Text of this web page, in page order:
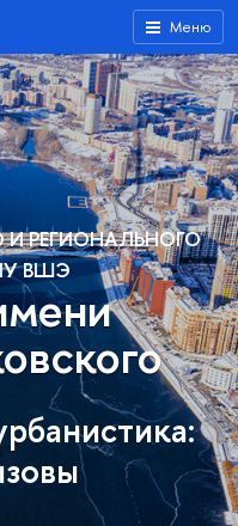
Меню
РЕГИОНАЛЬНОГО
ВШЭ